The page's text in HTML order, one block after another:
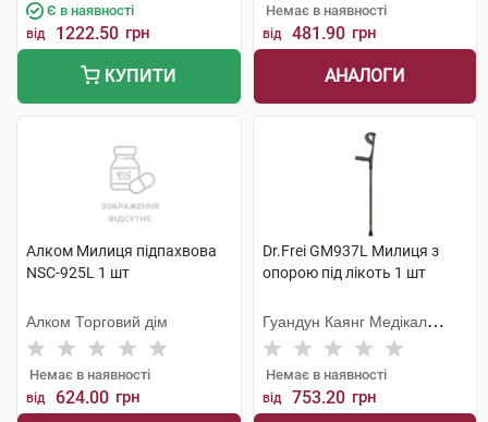
Є в наявності
від 1222.50 грн
КУПИТИ
Немає в наявності
від 481.90 грн
АНАЛОГИ
Алком Милиця підпахвова
NSC-925L 1 шт
Алком Торговий дім
Немає в наявності
від 624.00 грн
Dr.Frei GM937L Милиця з
опорою під лікоть 1 шт
Гуандун Каянг Медікал
Технолоджі
Немає в наявності
від 753.20 грн